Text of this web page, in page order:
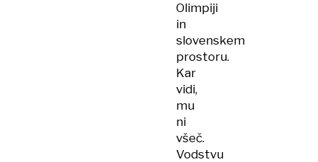
Olimpiji
in
slovenskem
prostoru.
Kar
vidi,
mu
ni
všeč.
Vodstvu